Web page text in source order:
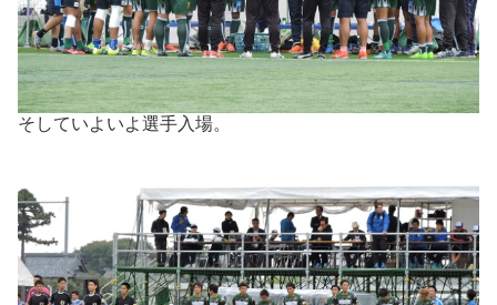
そしていよいよ選手入場。